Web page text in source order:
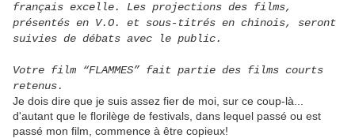
français excelle. Les projections des films,
présentés en V.O. et sous-titrés en chinois, seront
suivies de débats avec le public.
Votre film “FLAMMES” fait partie des films courts
retenus.
Je dois dire que je suis assez fier de moi, sur ce coup-là...
d'autant que le florilège de festivals, dans lequel passé ou est
passé mon film, commence à être copieux!